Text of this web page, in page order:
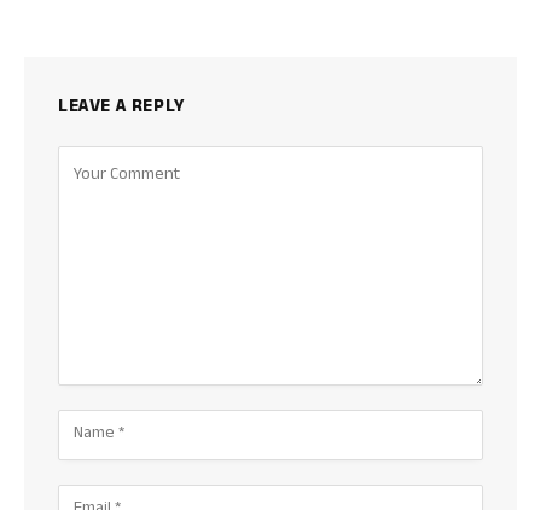
LEAVE A REPLY